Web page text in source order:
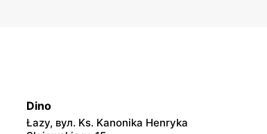
Dino
Łazy, вул. Ks. Kanonika Henryka